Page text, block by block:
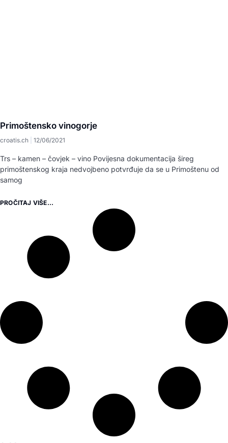
Primoštensko vinogorje
croatis.ch 12/06/2021
Trs – kamen – čovjek – vino Povijesna dokumentacija šireg
primoštenskog kraja nedvojbeno potvrđuje da se u Primoštenu od
samog
PROČITAJ VIŠE...